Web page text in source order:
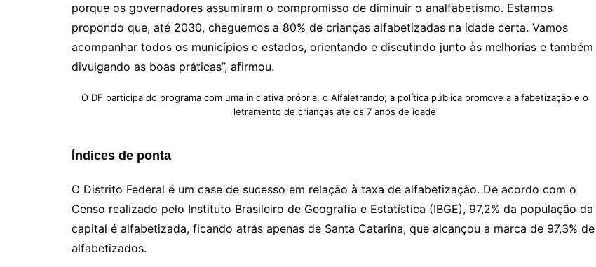
porque os governadores assumiram o compromisso de diminuir o analfabetismo. Estamos
propondo que, até 2030, cheguemos a 80% de crianças alfabetizadas na idade certa. Vamos
acompanhar todos os municípios e estados, orientando e discutindo junto às melhorias e também
divulgando as boas práticas”, afirmou.
O DF participa do programa com uma iniciativa própria, o Alfaletrando; a política pública promove a alfabetização e o
letramento de crianças até os 7 anos de idade
Índices de ponta
O Distrito Federal é um case de sucesso em relação à taxa de alfabetização. De acordo com o
Censo realizado pelo Instituto Brasileiro de Geografia e Estatística (IBGE), 97,2% da população da
capital é alfabetizada, ficando atrás apenas de Santa Catarina, que alcançou a marca de 97,3% de
alfabetizados.